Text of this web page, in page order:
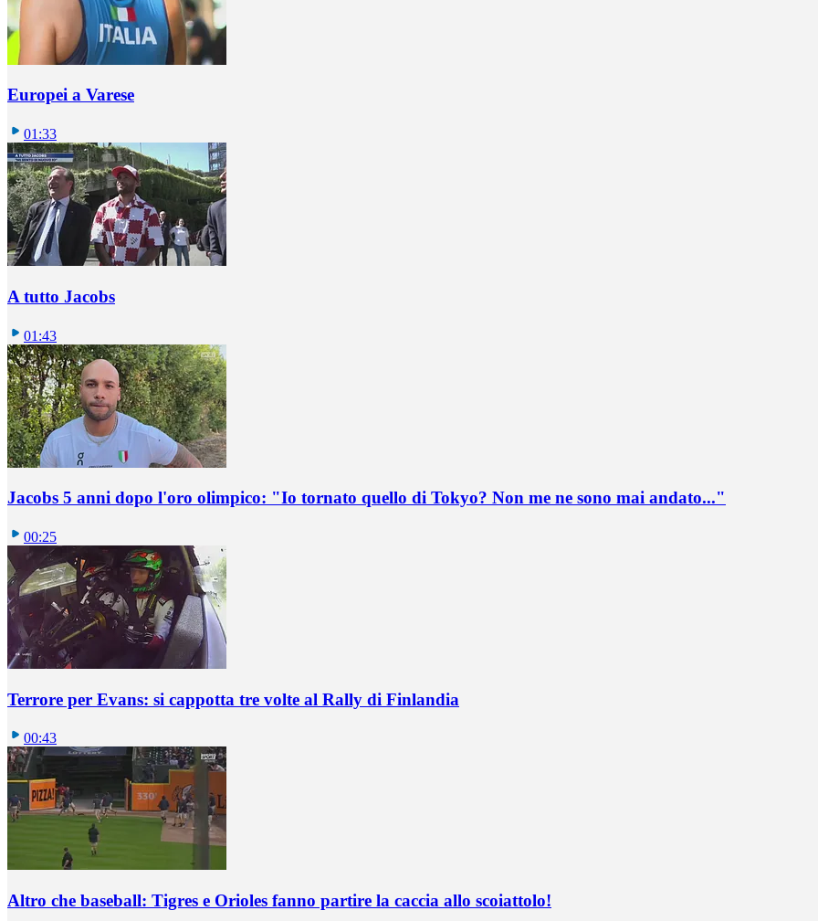
Europei a Varese
01:33
A tutto Jacobs
01:43
Jacobs 5 anni dopo l'oro olimpico: "Io tornato quello di Tokyo? Non me ne sono mai andato..."
00:25
Terrore per Evans: si cappotta tre volte al Rally di Finlandia
00:43
Altro che baseball: Tigres e Orioles fanno partire la caccia allo scoiattolo!